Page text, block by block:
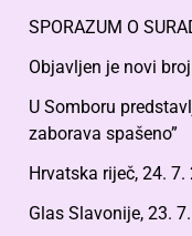
SPORAZUM O
Objavljen je novi
U Somboru
zaborava spašeno”
Hrvatska riječ, 24. 7.
Glas Slavonije, 23.